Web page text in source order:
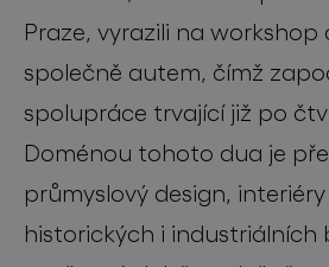
Praze, vyrazili na workshop
společně autem, čímž
spolupráce trvající již po
Doménou tohoto dua je
průmyslový design,
historických i industriálních